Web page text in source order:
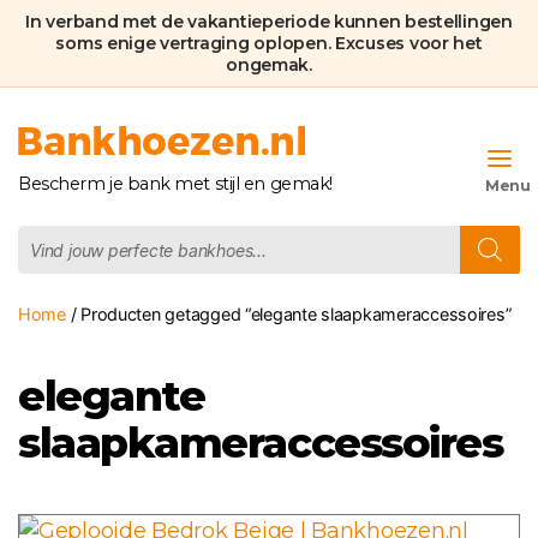
In verband met de vakantieperiode kunnen bestellingen
soms enige vertraging oplopen. Excuses voor het
ongemak.
Bankhoezen.nl
Bescherm je bank met stijl en gemak!
zoeken
Home/ Producten getagged “elegante slaapkameraccessoires”
elegante
slaapkameraccessoires
Dit